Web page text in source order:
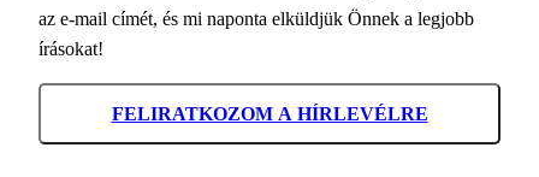
az e-mail címét, és mi naponta elküldjük Önnek a legjobb
írásokat!
FELIRATKOZOM A HÍRLEVÉLRE